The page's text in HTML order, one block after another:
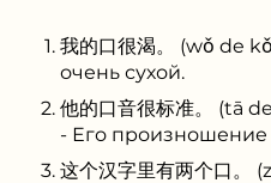
我的口很渴。 (wǒ de
очень сухой.
他的口音很标准。 (tā
- Его произношение
这个汉字里有两个口。